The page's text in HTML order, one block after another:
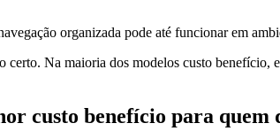
organizada pode até funcionar em
certo. Na maioria dos modelos custo
custo benefício para quem